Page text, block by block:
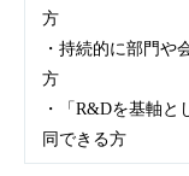
方
・持続的に部門や
方
・「R&Dを基軸
同できる方